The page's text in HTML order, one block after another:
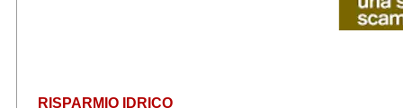
RISPARMIO IDRICO